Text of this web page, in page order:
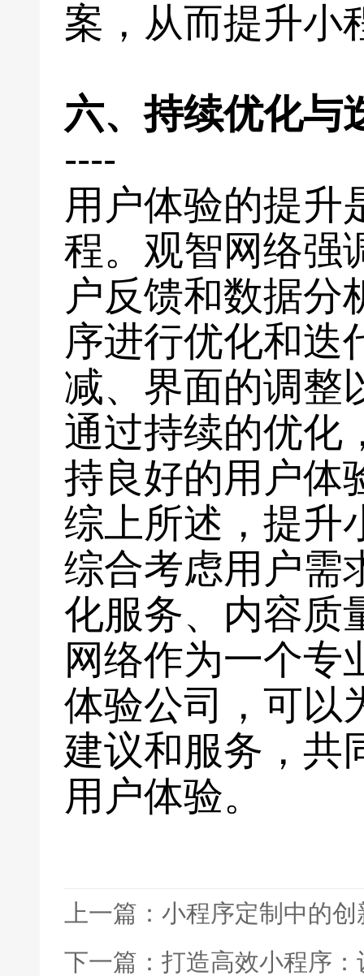
案，从而提升小
六、持续优化与
----
用户体验的提升
程。观智网络强
户反馈和数据分
序进行优化和迭
减、界面的调整
通过持续的优化
持良好的用户体
综上所述，提升
综合考虑用户需
化服务、内容质
网络作为一个专
体验公司，可以
建议和服务，共
用户体验。
上一篇：小程序定制中的
下一篇：打造高效小程序